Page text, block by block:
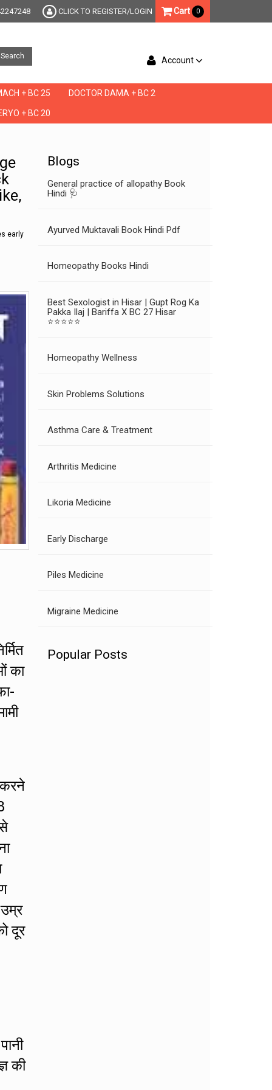
CLICK TO REGISTER/LOGIN Cart 0
Search Account
+ BC 25 DOCTOR DAMA + BC 2
+ BC 20
early
का
दूर
की
Blogs
General practice of allopathy Book
Hindi 🩺
Ayurved Muktavali Book Hindi Pdf
Homeopathy Books Hindi
Best Sexologist in Hisar | Gupt Rog Ka
Pakka Ilaj | Bariffa X BC 27 Hisar
⭐⭐⭐⭐⭐
Homeopathy Wellness
Skin Problems Solutions
Asthma Care & Treatment
Arthritis Medicine
Likoria Medicine
Early Discharge
Piles Medicine
Migraine Medicine
Popular Posts